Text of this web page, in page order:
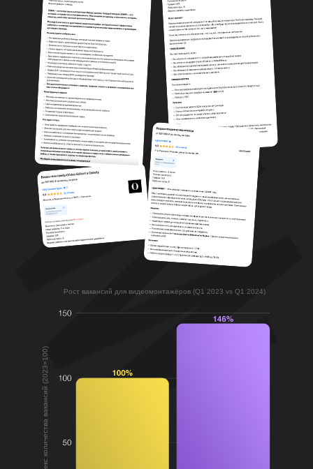
Индекс количества вакансий (2023=100)
Рост вакансий для видеомонтажёров (Q1 2023 vs Q1 2024)